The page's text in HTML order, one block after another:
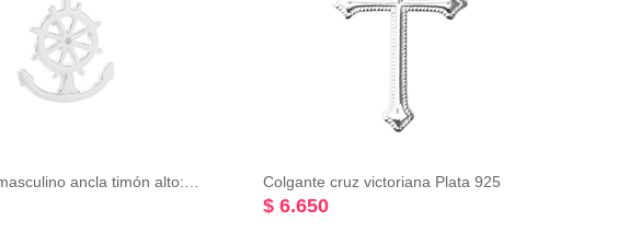
Colgante cruz victoriana Plata 925
$ 6.650